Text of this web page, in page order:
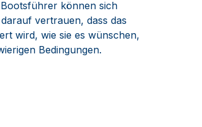
können sich
vertrauen, dass das
wird, wie sie es wünschen,
Bedingungen.